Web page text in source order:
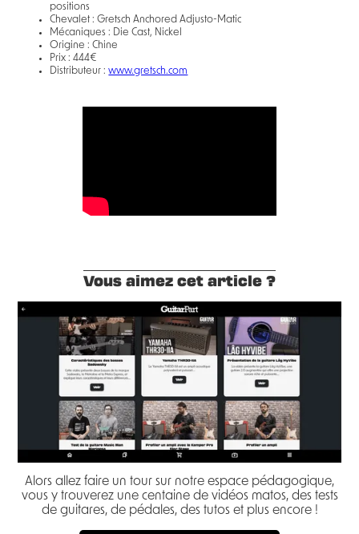
positions
Chevalet : Gretsch Anchored Adjusto-Matic
Mécaniques : Die Cast, Nickel
Origine : Chine
Prix : 444€
Distributeur :www.gretsch.com
Vous aimez cet article ?
Alors allez faire un tour sur notre espace pédagogique,
vous y trouverez une centaine de vidéos matos, des tests
de guitares, de pédales, des tutos et plus encore !